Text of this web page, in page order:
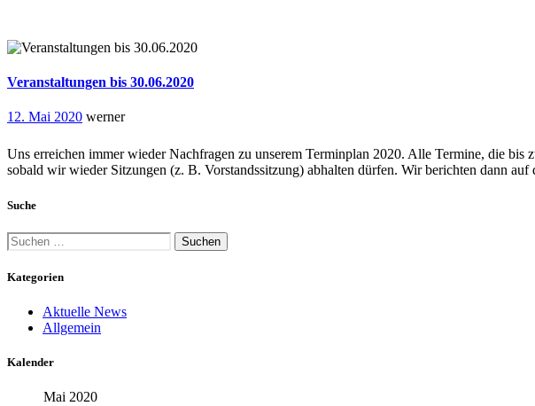
Veranstaltungen bis 30.06.2020
12. Mai 2020 werner
Uns erreichen immer wieder Nachfragen zu unserem Terminplan 2020. Alle Termine, die
sobald wir wieder Sitzungen (z. B. Vorstandssitzung) abhalten dürfen. Wir berichten dann auf
Suche
Suchen
nach:
Kategorien
Aktuelle News
Allgemein
Kalender
Mai 2020